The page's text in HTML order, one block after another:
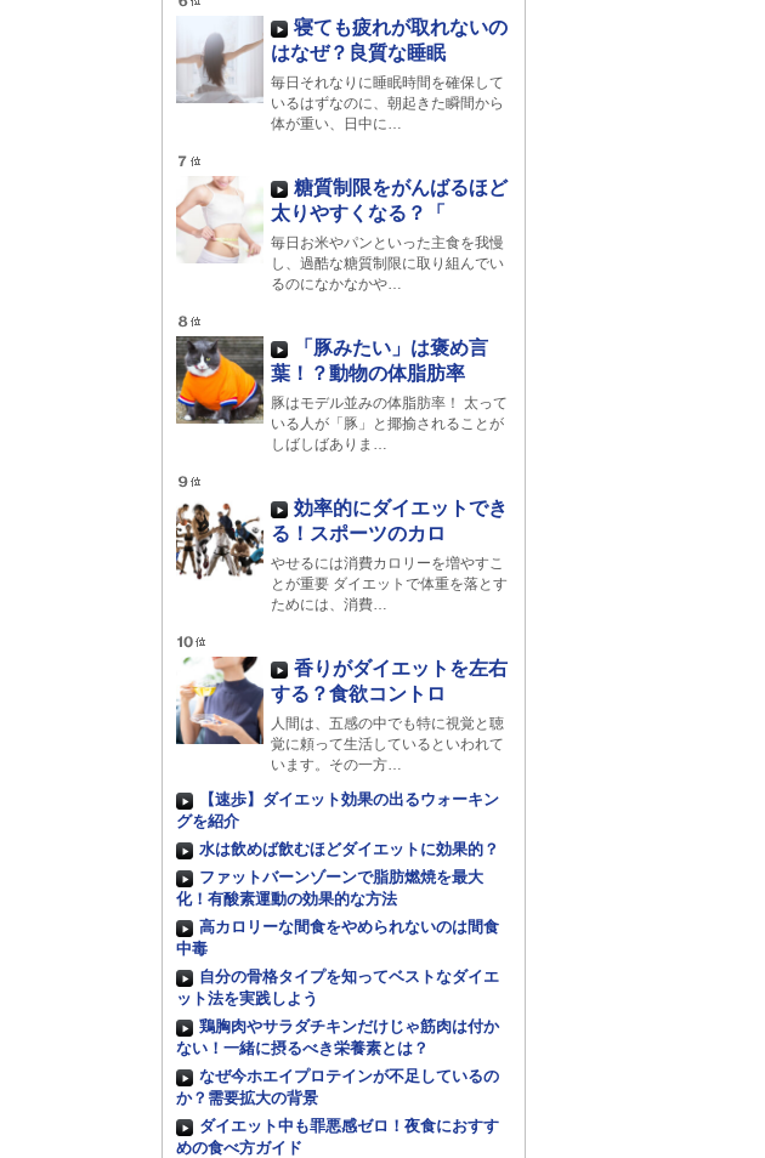
寝ても疲れが取れないの
はなぜ？良質な睡眠
毎日それなりに睡眠時間を確保して
いるはずなのに、朝起きた瞬間から
体が重い、日中に…
糖質制限をがんばるほど
太りやすくなる？「
毎日お米やパンといった主食を我慢
し、過酷な糖質制限に取り組んでい
るのになかなかや…
「豚みたい」は褒め言
葉！？動物の体脂肪率
豚はモデル並みの体脂肪率！ 太って
いる人が「豚」と揶揄されることが
しばしばありま…
効率的にダイエットでき
る！スポーツのカロ
やせるには消費カロリーを増やすこ
とが重要 ダイエットで体重を落とす
ためには、消費…
香りがダイエットを左右
する？食欲コントロ
人間は、五感の中でも特に視覚と聴
覚に頼って生活しているといわれて
います。その一方…
【速歩】ダイエット効果の出るウォーキン
グを紹介
水は飲めば飲むほどダイエットに効果的？
ファットバーンゾーンで脂肪燃焼を最大
化！有酸素運動の効果的な方法
高カロリーな間食をやめられないのは間食
中毒
自分の骨格タイプを知ってベストなダイエ
ット法を実践しよう
鶏胸肉やサラダチキンだけじゃ筋肉は付か
ない！一緒に摂るべき栄養素とは？
なぜ今ホエイプロテインが不足しているの
か？需要拡大の背景
ダイエット中も罪悪感ゼロ！夜食におすす
めの食べ方ガイド